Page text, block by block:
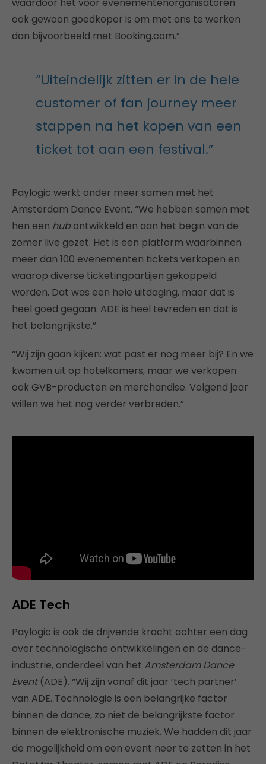
ook gewoon goedkoper is om met ons te werken
dan bijvoorbeeld met Booking.com.”
“Uiteindelijk zitten er in de hele
customer of fan journey meer
stappen na het kopen van een
ticket tot aan een festival.”
Paylogic werkt onder meer samen met het
Amsterdam Dance Event. “We hebben samen met
hen een hubontwikkeld en aan het begin van de
zomer live gezet. Het is een platform waarbinnen
meer dan 100 evenementen tickets verkopen en
waarop diverse ticketingpartijen gekoppeld
worden. Dat was een hele uitdaging, maar dat is
heel goed gegaan. ADE is heel tevreden en dat is
het belangrijkste.”
“Wij zijn gaan kijken: wat past er nog meer bij? En we
kwamen uit op hotelkamers, maar we verkopen
ook GVB-producten en merchandise. Volgend jaar
willen we het nog verder verbreden.”
ADE Tech
Paylogic is ook de drijvende kracht achter een dag
over technologische ontwikkelingen en de dance-
industrie, onderdeel van het Amsterdam Dance
Event(ADE). “Wij zijn vanaf dit jaar ’tech partner’
van ADE. Technologie is een belangrijke factor
binnen de dance, zo niet de belangrijkste factor
binnen de elektronische muziek. We hadden dit jaar
de mogelijkheid om een event neer te zetten in het